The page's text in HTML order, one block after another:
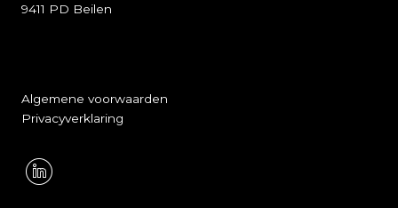
9411 PD Beilen
Algemene voorwaarden
Privacyverklaring